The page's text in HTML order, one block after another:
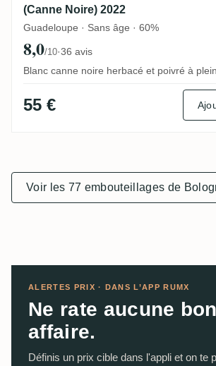
(Canne Noire) 2022
Guadeloupe · Sans âge · 60%
8,0/10·36 avis
Blanc canne noire herbacé et poivré à
55 €
Voir les 77 embouteillages de
ALERTES PRIX · DANS L’APP RUMX
Ne rate aucune
affaire.
Définis un prix cible dans l'appli et on te